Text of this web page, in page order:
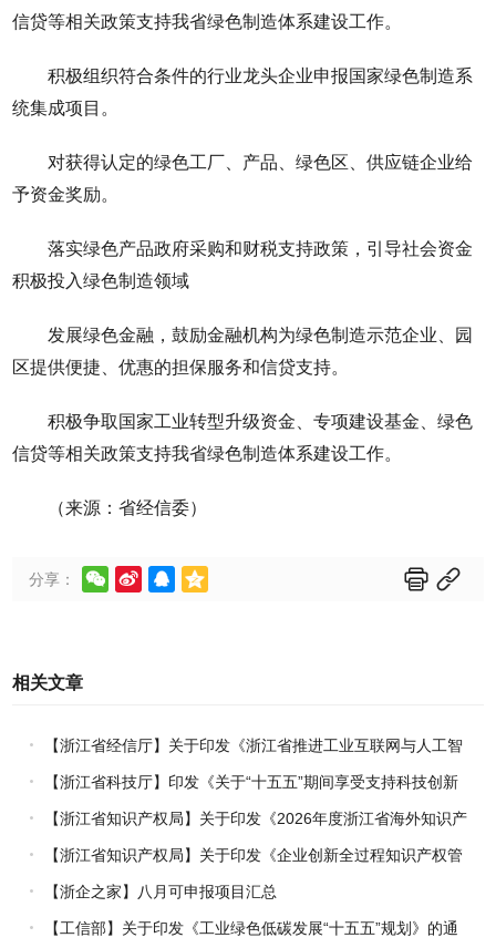
信贷等相关政策支持我省绿色制造体系建设工作。
积极组织符合条件的行业龙头企业申报国家绿色制造系
统集成项目。
对获得认定的绿色工厂、产品、绿色区、供应链企业给
予资金奖励。
落实绿色产品政府采购和财税支持政策，引导社会资金
积极投入绿色制造领域
发展绿色金融，鼓励金融机构为绿色制造示范企业、园
区提供便捷、优惠的担保服务和信贷支持。
积极争取国家工业转型升级资金、专项建设基金、绿色
信贷等相关政策支持我省绿色制造体系建设工作。
（来源：省经信委）
分享：      
相关文章
【浙江省经信厅】关于印发《浙江省推进工业互联网与人工智
能融合赋能行动方案》的通知
【浙江省科技厅】印发《关于“十五五”期间享受支持科技创新
进口税收优惠政策的科研机构名单核定的实施办法》的通知
【浙江省知识产权局】关于印发《2026年度浙江省海外知识产
权风险统一基础性保障保险实施方案》的通知
【浙江省知识产权局】关于印发《企业创新全过程知识产权管
理指引》的通知
【浙企之家】八月可申报项目汇总
【工信部】关于印发《工业绿色低碳发展“十五五”规划》的通